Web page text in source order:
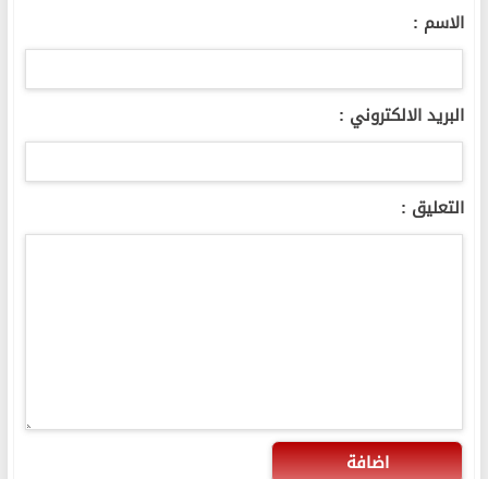
الاسم :
البريد الالكتروني :
التعليق :
اضافة